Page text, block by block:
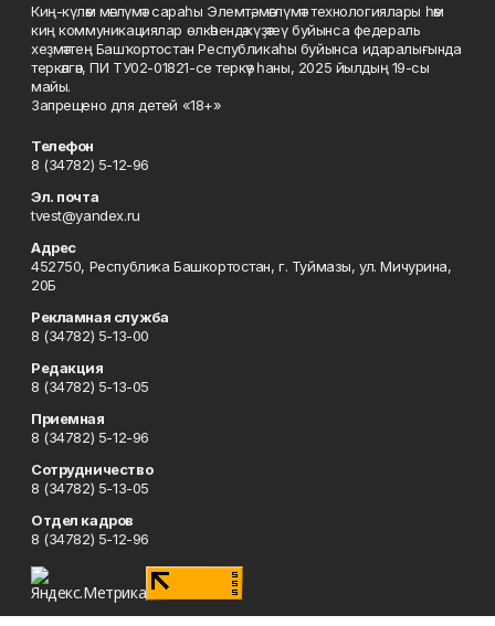
Киң-күләм мәғлүмәт сараһы Элемтә, мәғлүмәт технологиялары һәм
киң коммуникациялар өлкәһендә күҙәтеү буйынса федераль
хеҙмәттең Башҡортостан Республикаһы буйынса идаралығында
теркәлгән, ПИ ТУ02-01821-се теркәү һаны, 2025 йылдың 19-сы
майы.
Запрещено для детей «18+»
Телефон
8 (34782) 5-12-96
Эл. почта
tvest@yandex.ru
Адрес
452750, Республика Башкортостан, г. Туймазы, ул. Мичурина,
20Б
Рекламная служба
8 (34782) 5-13-00
Редакция
8 (34782) 5-13-05
Приемная
8 (34782) 5-12-96
Сотрудничество
8 (34782) 5-13-05
Отдел кадров
8 (34782) 5-12-96